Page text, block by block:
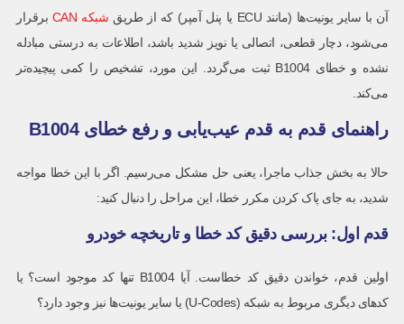
آن با سایر یونیت‌ها (مانند ECU یا پنل آمپر) که از طریق
شبکه CAN
برقرار
می‌شود، دچار قطعی، اتصالی یا نویز شدید باشد، اطلاعات به درستی مبادله
نشده و خطای B1004 ثبت می‌گردد. این مورد، تشخیص را کمی پیچیده‌تر
می‌کند.
راهنمای قدم به قدم عیب‌یابی و رفع خطای B1004
حالا به بخش جذاب ماجرا، یعنی حل مشکل می‌رسیم. اگر با این خطا مواجه
شدید، به جای پاک کردن مکرر خطا، این مراحل را دنبال کنید:
قدم اول: بررسی دقیق کد خطا و تاریخچه خودرو
اولین قدم، خواندن دقیق کد خطاست. آیا B1004 تنها کد موجود است؟ یا
کدهای دیگری مربوط به شبکه (U-Codes) یا سایر یونیت‌ها نیز وجود دارد؟